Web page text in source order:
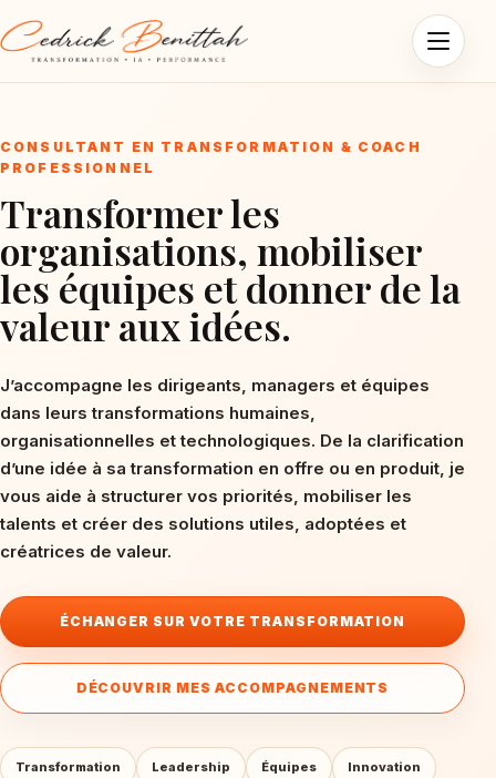
Ouvrir le
CONSULTANT EN TRANSFORMATION & COACH
PROFESSIONNEL
Transformer les
organisations, mobiliser
les équipes et donner de la
valeur aux idées.
J’accompagne les dirigeants, managers et équipes
dans leurs transformations humaines,
organisationnelles et technologiques. De la clarification
d’une idée à sa transformation en offre ou en produit, je
vous aide à structurer vos priorités, mobiliser les
talents et créer des solutions utiles, adoptées et
créatrices de valeur.
ÉCHANGER SUR VOTRE TRANSFORMATION
DÉCOUVRIR MES ACCOMPAGNEMENTS
Transformation Leadership Équipes Innovation